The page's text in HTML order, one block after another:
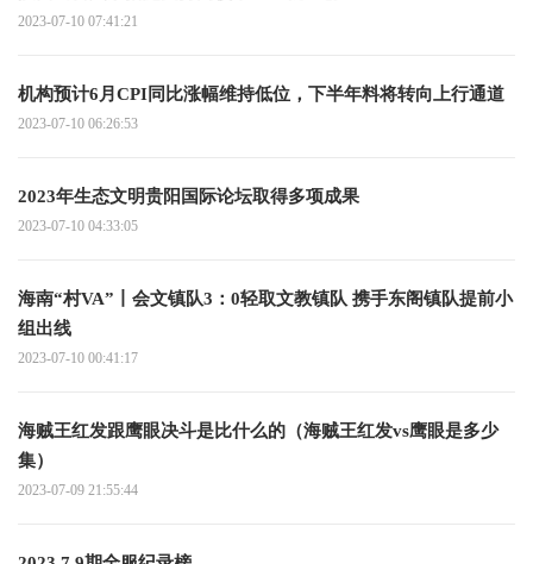
2023-07-10 07:41:21
机构预计6月CPI同比涨幅维持低位，下半年料将转向上行通道
2023-07-10 06:26:53
2023年生态文明贵阳国际论坛取得多项成果
2023-07-10 04:33:05
海南“村VA”丨会文镇队3：0轻取文教镇队 携手东阁镇队提前小
组出线
2023-07-10 00:41:17
海贼王红发跟鹰眼决斗是比什么的（海贼王红发vs鹰眼是多少
集）
2023-07-09 21:55:44